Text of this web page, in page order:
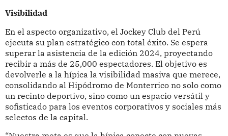
Visibilidad
En el aspecto organizativo, el Jockey Club del Perú
ejecuta su plan estratégico con total éxito. Se espera
superar la asistencia de la edición 2024, proyectando
recibir a más de 25,000 espectadores. El objetivo es
devolverle a la hípica la visibilidad masiva que merece,
consolidando al Hipódromo de Monterrico no solo como
un recinto deportivo, sino como un espacio versátil y
sofisticado para los eventos corporativos y sociales más
selectos de la capital.